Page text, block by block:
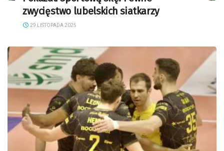
zwycięstwo lubelskich siatkarzy
29 LISTOPADA 2025